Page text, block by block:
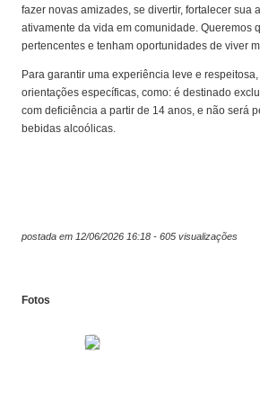
fazer novas amizades, se divertir, fortalecer sua
ativamente da vida em comunidade. Queremos
pertencentes e tenham oportunidades de viver
Para garantir uma experiência leve e
orientações específicas, como: é destinado
com deficiência a partir de 14 anos, e não será
bebidas alcoólicas.
postada em 12/06/2026 16:18 - 605 visualizações
Fotos